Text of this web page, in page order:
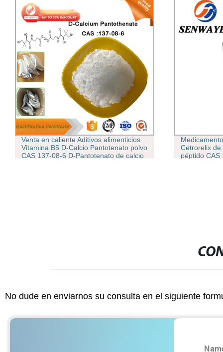
Venta en caliente Aditivos alimenticios
Vitamina B5 D-Calcio Pantotenato polvo
CAS 137-08-6 D-Pantotenato de calcio
Cetrorelix
péptido CAS
No dude en enviarnos su consulta en el siguiente